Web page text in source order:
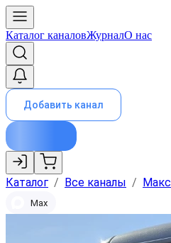
Каталог каналовЖурналО нас
Добавить канал
Каталог / Все каналы / Макс
Max